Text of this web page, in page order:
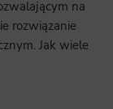
na
rozwiązanie
Jak wiele